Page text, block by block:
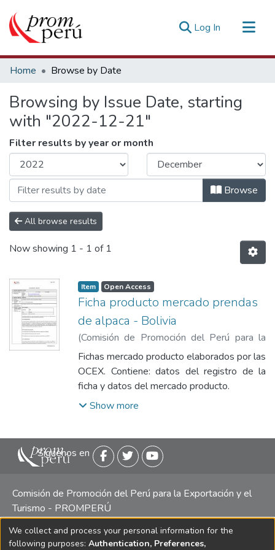
Log In (current)
Communities & Collections
Estadísticas Externas
Home Browse by Date
Browsing by Issue Date, starting
with "2022-12-21"
Filter results by year or month
Browse
All browse results
Now showing 1 - 1 of 1
Item Open Access
Ficha producto mercado prendas
de alpaca - Bolivia
(Comisión de Promoción del Perú para la
Exportación y el Turismo,2022-12-21)
Comisión de Promoción del Perú para la
Exportación y el Turismo
Fichas mercado producto elaborados por las
OCEX. Contiene: datos del registro de la
ficha y datos del mercado producto.
Show more
Siguenos en
Comisión de Promoción del Perú para la Exportación y el
Turismo - PROMPERÚ
Central telefónica: (511) 616 7300 / 616 7400 Calle Uno
We collect and process your personal information for the
following purposes: Authentication, Preferences,